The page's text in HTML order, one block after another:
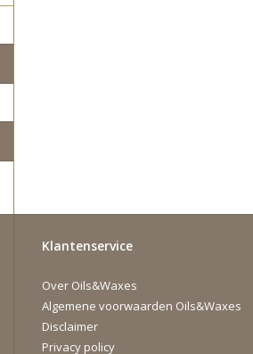
Klantenservice
Over Oils&Waxes
Algemene voorwaarden Oils&Waxes
Disclaimer
Privacy policy